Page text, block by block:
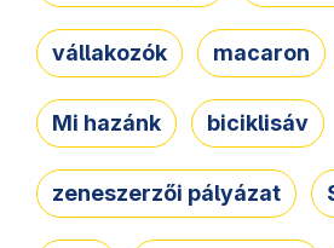
vállakozók macaron
Mi hazánk biciklisáv
zeneszerzői pályázat